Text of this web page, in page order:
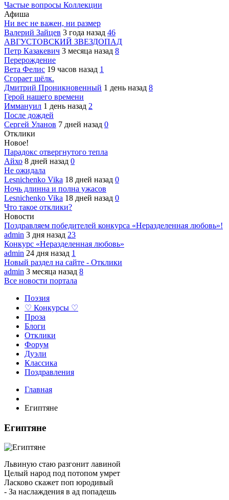
Частые вопросы Коллекции
Афиша
Ни вес не важен, ни размер
Валерий Зайцев 3 года назад 46
АВГУСТОВСКИЙ ЗВЕЗДОПАД
Петр Казакевич 3 месяца назад 8
Перерождение
Вета Фелис 19 часов назад 1
Сгорает шёлк.
Дмитрий Проникновенный 1 день назад 8
Герой нашего времени
Иммануил 1 день назад 2
После дождей
Сергей Уланов 7 дней назад 0
Отклики
Новое!
Парадокс отвергнутого тепла
Айхо 8 дней назад 0
Не ожидала
Lesnichenko Vika 18 дней назад 0
Ночь длинна и полна ужасов
Lesnichenko Vika 18 дней назад 0
Что такое отклики?
Новости
Поздравляем победителей конкурса «Неразделенная любовь»!
admin 3 дня назад 23
Конкурс «Неразделенная любовь»
admin 24 дня назад 1
Новый раздел на сайте - Отклики
admin 3 месяца назад 8
Все новости портала
Поэзия
♡ Конкурсы ♡
Проза
Блоги
Отклики
Форум
Дуэли
Классика
Поздравления
Главная
Египтяне
Египтяне
Львиную стаю разгонит лавиной
Целый народ под потопом умрет
Ласково скажет поп юродивый
- За наслаждения в ад попадешь